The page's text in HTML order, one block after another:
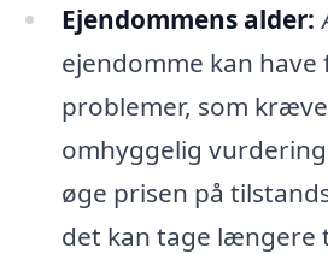
Ejendommens alder:
ejendomme kan have
problemer, som
omhyggelig
øge prisen på
det kan tage længere